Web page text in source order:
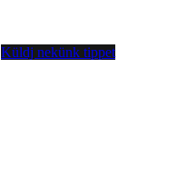
Küldj nekünk tippet